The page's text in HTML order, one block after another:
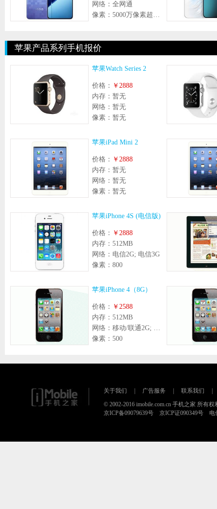
网络： 全网通
像素： 5000万像素超防抖大底主摄+800万像素超广角镜头
苹果产品系列手机报价
苹果Watch Series 2
价格： ￥2888
内存： 暂无
网络： 暂无
像素： 暂无
苹果iPad Mini 2
价格： ￥2888
内存： 暂无
网络： 暂无
像素： 暂无
苹果iPhone 4S (电信版)
价格： ￥2888
内存： 512MB
网络： 电信2G; 电信3G
像素： 800
苹果iPhone 4（8G）
价格： ￥2588
内存： 512MB
网络： 移动/联通2G; 联通3G; 电信2G
像素： 500
关于我们 广告服务 联系我们
© 2002-2016 imobile.com.cn 手机之家 所有权
京ICP备09079639号 京ICP证090349号 电